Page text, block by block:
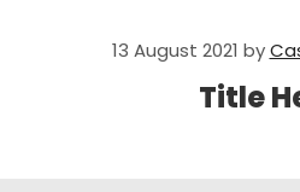
13 August 2021 by
Title